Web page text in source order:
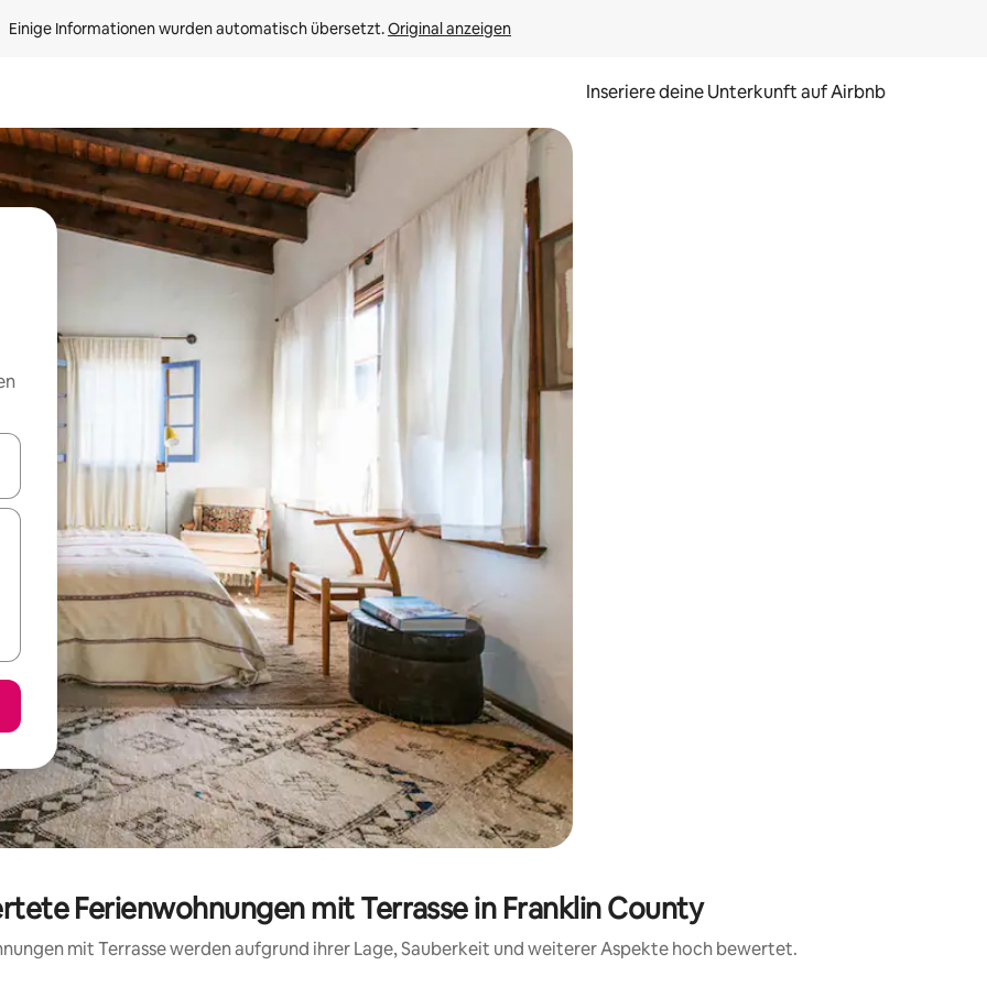
Einige Informationen wurden automatisch übersetzt. Original anzeigen
Inseriere deine Unterkunft auf Airbnb
nach oben und unten oder erkunde die Ergebnisse durch Berühren oder Wischgesten.
Ferienwohnungen mit Terrasse in Franklin County
mit Terrasse werden aufgrund ihrer Lage, Sauberkeit und weiterer Aspekte hoch bewertet.